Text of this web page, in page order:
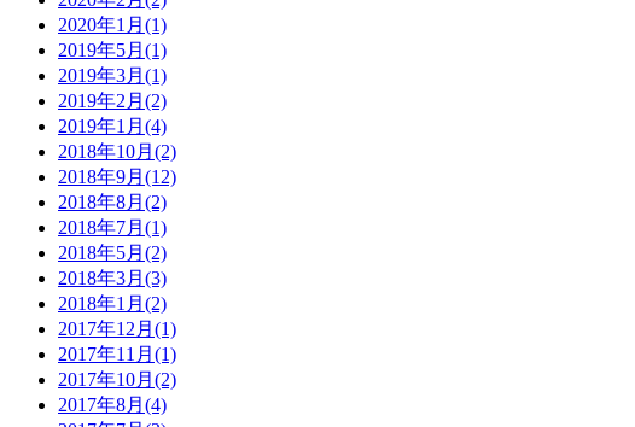
2020年1月(1)
2019年5月(1)
2019年3月(1)
2019年2月(2)
2019年1月(4)
2018年10月(2)
2018年9月(12)
2018年8月(2)
2018年7月(1)
2018年5月(2)
2018年3月(3)
2018年1月(2)
2017年12月(1)
2017年11月(1)
2017年10月(2)
2017年8月(4)